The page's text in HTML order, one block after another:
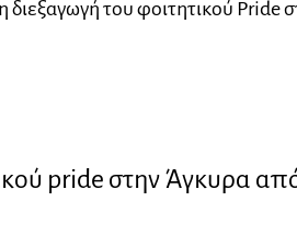
του φοιτητικού Pride
pride στην Άγκυρα